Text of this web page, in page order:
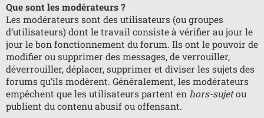
Que sont les modérateurs ?
Les modérateurs sont des utilisateurs (ou groupes
d’utilisateurs) dont le travail consiste à vérifier au jour le
jour le bon fonctionnement du forum. Ils ont le pouvoir de
modifier ou supprimer des messages, de verrouiller,
déverrouiller, déplacer, supprimer et diviser les sujets des
forums qu’ils modèrent. Généralement, les modérateurs
empêchent que les utilisateurs partent en hors-sujetou
publient du contenu abusif ou offensant.